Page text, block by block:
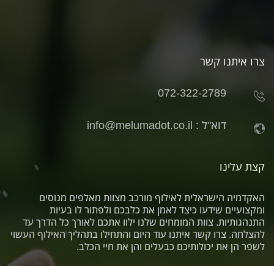
צרו איתנו קשר
072-322-2789
דוא"ל : info@melumadot.co.il
קצת עלינו
האקדמיה הישראלית לאילוף מורכב מצוות מאלפים מנוסים
ומקצועיים שידעו כיצד לאמן את כלבכם ולפתור לו בעיות
התנהגותיות. צוות המומחים שלנו ילוו אתכם לאורך כל הדרך עד
להצלחה. צרו קשר איתנו עוד היום והתחילו בתהליך האילוף העשוי
לשפר הן את יכולותיכם כבעלים והן את חיי הכלב.